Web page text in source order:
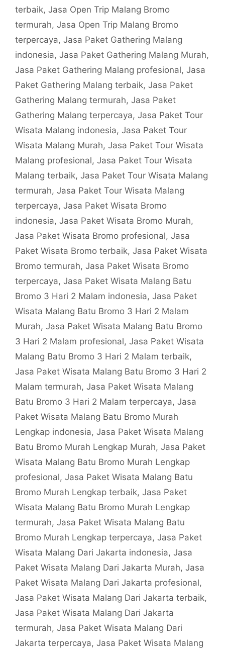
terbaik, Jasa Open Trip Malang Bromo
termurah, Jasa Open Trip Malang Bromo
terpercaya, Jasa Paket Gathering Malang
indonesia, Jasa Paket Gathering Malang Murah,
Jasa Paket Gathering Malang profesional, Jasa
Paket Gathering Malang terbaik, Jasa Paket
Gathering Malang termurah, Jasa Paket
Gathering Malang terpercaya, Jasa Paket Tour
Wisata Malang indonesia, Jasa Paket Tour
Wisata Malang Murah, Jasa Paket Tour Wisata
Malang profesional, Jasa Paket Tour Wisata
Malang terbaik, Jasa Paket Tour Wisata Malang
termurah, Jasa Paket Tour Wisata Malang
terpercaya, Jasa Paket Wisata Bromo
indonesia, Jasa Paket Wisata Bromo Murah,
Jasa Paket Wisata Bromo profesional, Jasa
Paket Wisata Bromo terbaik, Jasa Paket Wisata
Bromo termurah, Jasa Paket Wisata Bromo
terpercaya, Jasa Paket Wisata Malang Batu
Bromo 3 Hari 2 Malam indonesia, Jasa Paket
Wisata Malang Batu Bromo 3 Hari 2 Malam
Murah, Jasa Paket Wisata Malang Batu Bromo
3 Hari 2 Malam profesional, Jasa Paket Wisata
Malang Batu Bromo 3 Hari 2 Malam terbaik,
Jasa Paket Wisata Malang Batu Bromo 3 Hari 2
Malam termurah, Jasa Paket Wisata Malang
Batu Bromo 3 Hari 2 Malam terpercaya, Jasa
Paket Wisata Malang Batu Bromo Murah
Lengkap indonesia, Jasa Paket Wisata Malang
Batu Bromo Murah Lengkap Murah, Jasa Paket
Wisata Malang Batu Bromo Murah Lengkap
profesional, Jasa Paket Wisata Malang Batu
Bromo Murah Lengkap terbaik, Jasa Paket
Wisata Malang Batu Bromo Murah Lengkap
termurah, Jasa Paket Wisata Malang Batu
Bromo Murah Lengkap terpercaya, Jasa Paket
Wisata Malang Dari Jakarta indonesia, Jasa
Paket Wisata Malang Dari Jakarta Murah, Jasa
Paket Wisata Malang Dari Jakarta profesional,
Jasa Paket Wisata Malang Dari Jakarta terbaik,
Jasa Paket Wisata Malang Dari Jakarta
termurah, Jasa Paket Wisata Malang Dari
Jakarta terpercaya, Jasa Paket Wisata Malang